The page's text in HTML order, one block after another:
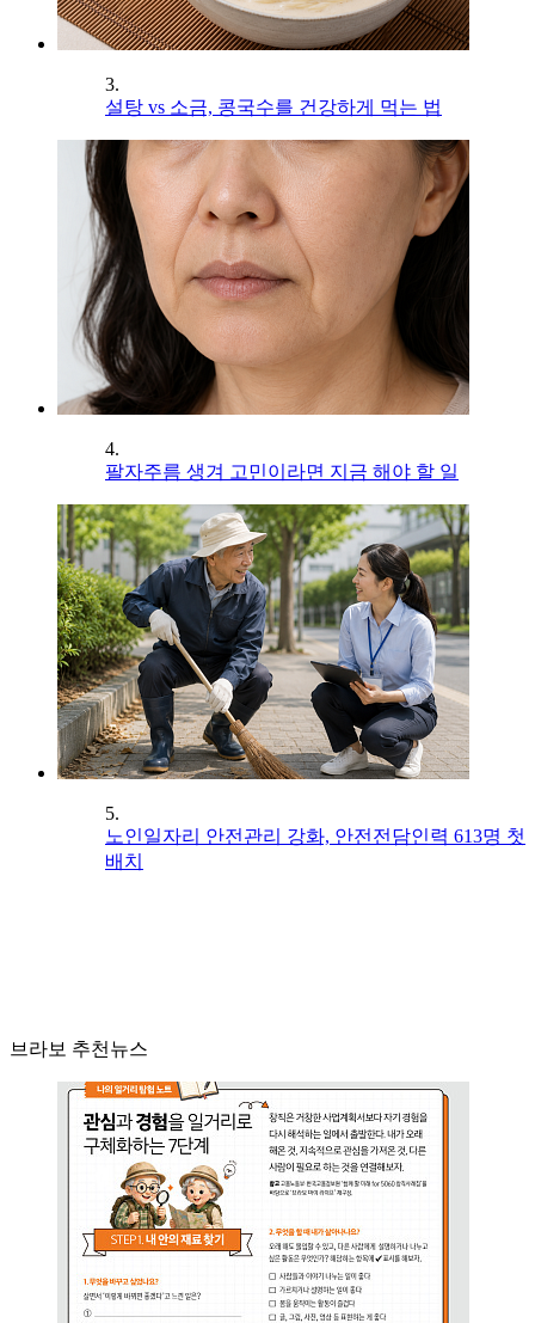
3.
설탕 vs 소금, 콩국수를 건강하게 먹는 법
4.
팔자주름 생겨 고민이라면 지금 해야 할 일
5.
노인일자리 안전관리 강화, 안전전담인력 613명 첫
배치
브라보 추천뉴스